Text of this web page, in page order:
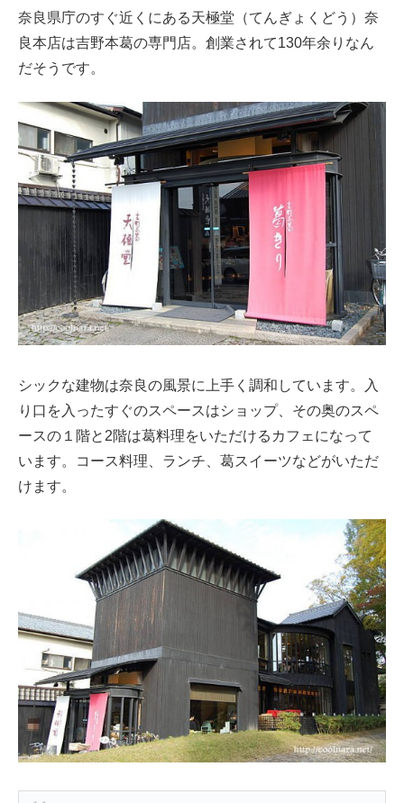
奈良県庁のすぐ近くにある天極堂（てんぎょくどう）奈
良本店は吉野本葛の専門店。創業されて130年余りなん
だそうです。
シックな建物は奈良の風景に上手く調和しています。入
り口を入ったすぐのスペースはショップ、その奥のスペ
ースの１階と2階は葛料理をいただけるカフェになって
います。コース料理、ランチ、葛スイーツなどがいただ
けます。